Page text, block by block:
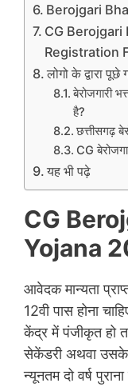
Berojgari
CG Berojgari
Registration
लोगो के द्वारा पूछे
बेरोजगारी
है?
छत्तीसगढ़
CG
यह भी पढ़े
CG
Yojana
आवेदक मान्यता
12वी पास होना
केंद्र में पंजीकृत हो
सेकेंडरी अथवा उसके
न्यूनतम दो वर्ष